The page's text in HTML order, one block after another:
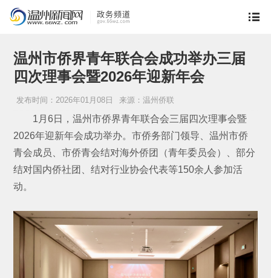
温州市侨界青年联合会成功举办三届
四次理事会暨2026年迎新年会
发布时间：2026年01月08日 来源：温州侨联
1月6日，温州市侨界青年联合会三届四次理事会暨
2026年迎新年会成功举办。市侨务部门领导、温州市侨
青会成员、市侨青会结对海外侨团（青年委员会）、部分
结对国内侨社团、结对行业协会代表等150余人参加活
动。